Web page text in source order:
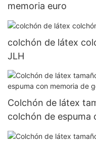
memoria euro
colchón de látex
JLH
Colchón de látex
colchón de espuma
JLH